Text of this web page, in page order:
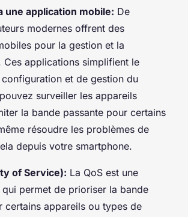
une application mobile: De
modernes offrent des
pour la gestion et la
applications simplifient le
et de gestion du
surveiller les appareils
la bande passante pour certains
résoudre les problèmes de
depuis votre smartphone.
of Service): La QoS est une
permet de prioriser la bande
certains appareils ou types de